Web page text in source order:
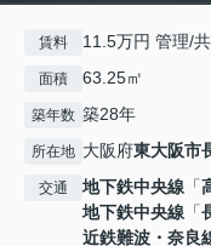
賃料 11.5万円 管理/
面積 63.25㎡
築年数 築28年
所在地 大阪府東大阪市
交通 地下鉄中央線 「
地下鉄中央線 「
近鉄難波・奈良